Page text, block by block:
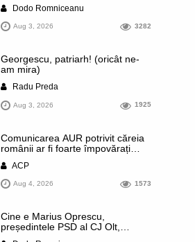
al orașului Timișoara. Pesedistul
publică imagini demne de Coreea
de Nord cu femei din Timișoara
Dodo Romniceanu
Aug 3, 2026 3282
Georgescu, patriarh! (oricât ne-
am mira)
Radu Preda
Aug 3, 2026 1925
Comunicarea AUR potrivit căreia
românii ar fi foarte împovărați
acordat Ucrainei este contrazisă
chiar de un articol publicat de
presa rusă. Datele prezentate
printre statele europene cu cele
mai mici contribuții pe cap de
locuitor
ACP
Aug 4, 2026 1573
Cine e Marius Oprescu,
președintele PSD al CJ Olt,